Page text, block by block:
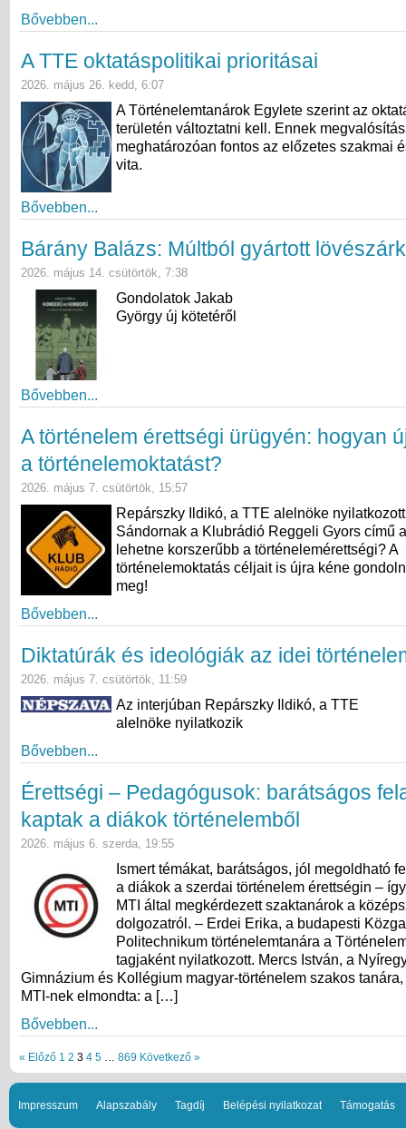
Bővebben...
A TTE oktatáspolitikai prioritásai
2026. május 26. kedd, 6:07
A Történelemtanárok Egylete szerint az
területén változtatni kell. Ennek
meghatározóan fontos az előzetes szakmai
vita.
Bővebben...
Bárány Balázs: Múltból gyártott
2026. május 14. csütörtök, 7:38
Gondolatok Jakab
György új kötetéről
Bővebben...
A történelem érettségi ürügyén: hogyan
a történelemoktatást?
2026. május 7. csütörtök, 15:57
Repárszky Ildikó, a TTE alelnöke
Sándornak a Klubrádió Reggeli Gyors című
lehetne korszerűbb a történelemérettségi? A
történelemoktatás céljait is újra kéne
meg!
Bővebben...
Diktatúrák és ideológiák az idei
2026. május 7. csütörtök, 11:59
Az interjúban Repárszky Ildikó, a TTE
alelnöke nyilatkozik
Bővebben...
Érettségi – Pedagógusok: barátságos
kaptak a diákok történelemből
2026. május 6. szerda, 19:55
Ismert témákat, barátságos, jól megoldható
a diákok a szerdai történelem érettségin –
MTI által megkérdezett szaktanárok a
dolgozatról. – Erdei Erika, a budapesti
Politechnikum történelemtanára a
tagjaként nyilatkozott. Mercs István, a
Gimnázium és Kollégium magyar-történelem szakos
MTI-nek elmondta: a […]
Bővebben...
« Előző 1 2 3 4 5 869 Következő »
Impresszum Alapszabály Tagdíj Belépési nyilatkozat Támogatás